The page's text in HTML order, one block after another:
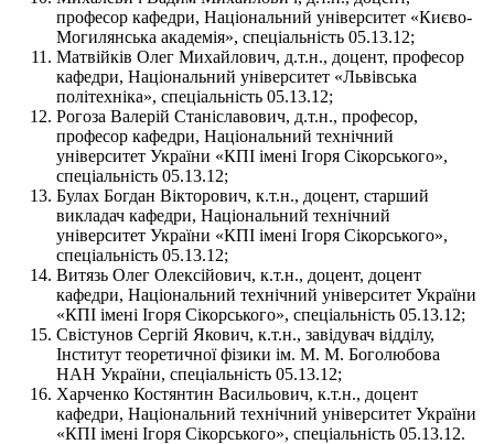
професор кафедри, Національний університет «Києво-
Могилянська академія», спеціальність 05.13.12;
Матвійків Олег Михайлович, д.т.н., доцент, професор
кафедри, Національний університет «Львівська
політехніка», спеціальність 05.13.12;
Рогоза Валерій Станіславович, д.т.н., професор,
професор кафедри, Національний технічний
університет України «КПІ імені Ігоря Сікорського»,
спеціальність 05.13.12;
Булах Богдан Вікторович, к.т.н., доцент, старший
викладач кафедри, Національний технічний
університет України «КПІ імені Ігоря Сікорського»,
спеціальність 05.13.12;
Витязь Олег Олексійович, к.т.н., доцент, доцент
кафедри, Національний технічний університет України
«КПІ імені Ігоря Сікорського», спеціальність 05.13.12;
Свістунов Сергій Якович, к.т.н., завідувач відділу,
Інститут теоретичної фізики ім. М. М. Боголюбова
НАН України, спеціальність 05.13.12;
Харченко Костянтин Васильович, к.т.н., доцент
кафедри, Національний технічний університет України
«КПІ імені Ігоря Сікорського», спеціальність 05.13.12.